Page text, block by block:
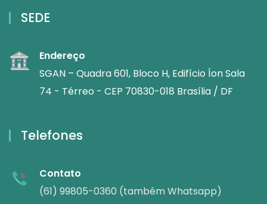
SEDE
Endereço
SGAN – Quadra 601, Bloco H, Edifício Íon Sala
74 - Térreo - CEP 70830-018 Brasília / DF
Telefones
Contato
(61) 99805-0360 (também Whatsapp)